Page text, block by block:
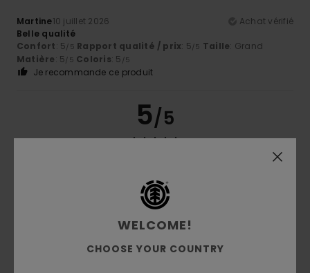
Martine10 juillet 2026
Achat vérifié
Belle qualité
Confort: 5 /5 Rapport qualité / prix: 5 /5 Taille: Grand
Matière: 5 /5 Coloris: 5 /5
Je recommande ce produit
5/5
16 juin 2026
Ce que nous cherchions
5 /5
WELCOME!
CHOOSE YOUR COUNTRY